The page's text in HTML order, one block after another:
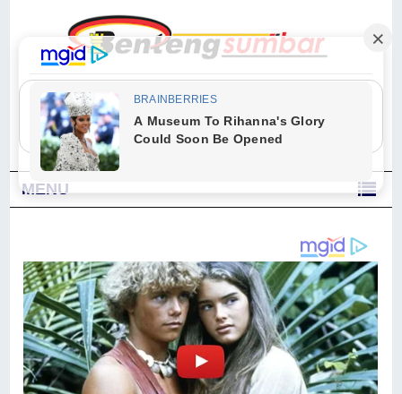
"Sesungguhnya Allah dan para malaikat-Nya berselawat untuk Nabi.
Wahai orang-orang yang beriman, berselawatlah kamu untuk Nabi dan
ucapkanlah salam dengan penuh penghormatan kepadanya." (Qs. Al
Ahzab Ayat 56)
MENU